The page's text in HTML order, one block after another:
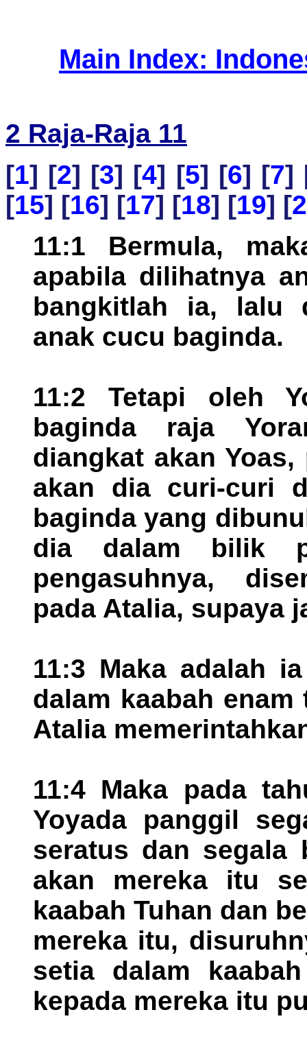
Main Index:
2 Raja-Raja 11
[1] [2] [3] [4] [5] [6] [7]
[15] [16] [17] [18] [19] [
11:1 Bermula,
apabila dilihatnya
bangkitlah ia, lalu
anak cucu baginda.
11:2 Tetapi oleh
baginda raja
diangkat akan
akan dia curi-curi
baginda yang
dia dalam bilik
pengasuhnya,
pada Atalia, supaya
11:3 Maka adalah
dalam kaabah
Atalia
11:4 Maka pada
Yoyada panggil
seratus dan segala
akan mereka itu
kaabah Tuhan dan
mereka itu,
setia dalam
kepada mereka itu